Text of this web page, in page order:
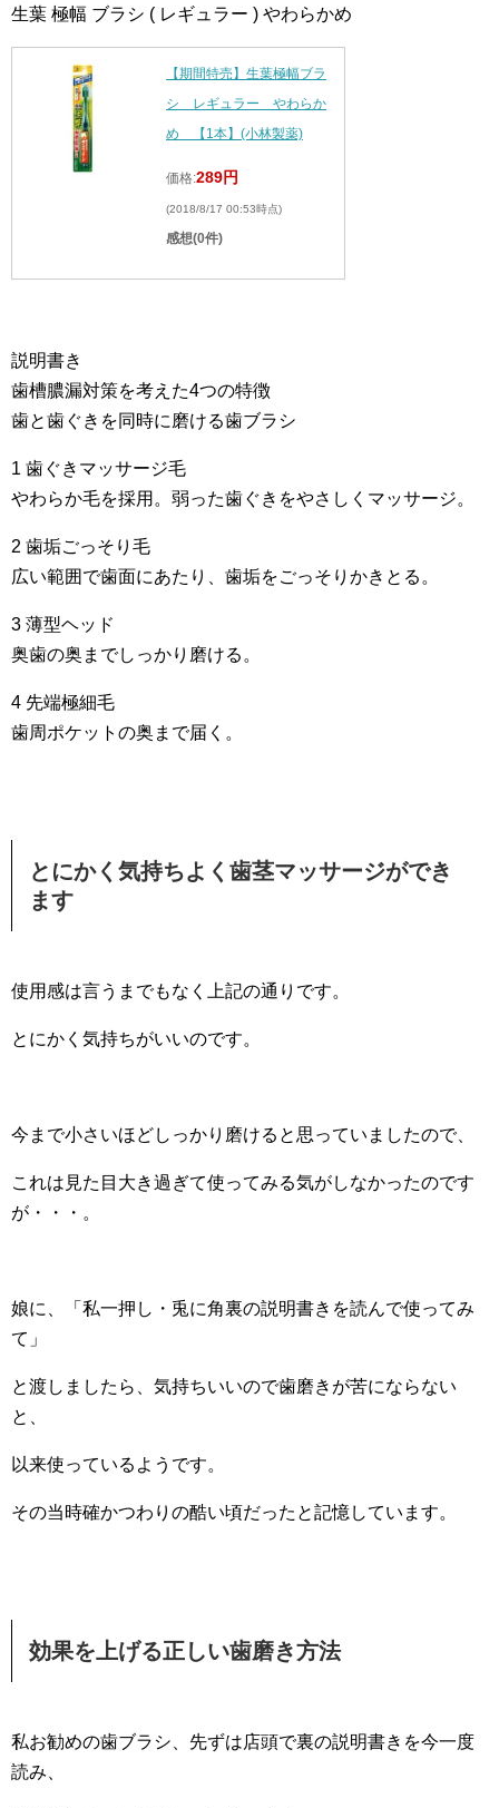
生葉 極幅 ブラシ ( レギュラー ) やわらかめ
【期間特売】生葉極幅ブラ
シ レギュラー やわらか
め 【1本】(小林製薬)
価格:289円
(2018/8/17 00:53時点)
感想(0件)
説明書き
歯槽膿漏対策を考えた4つの特徴
歯と歯ぐきを同時に磨ける歯ブラシ
1 歯ぐきマッサージ毛
やわらか毛を採用。弱った歯ぐきをやさしくマッサージ。
2 歯垢ごっそり毛
広い範囲で歯面にあたり、歯垢をごっそりかきとる。
3 薄型ヘッド
奥歯の奥までしっかり磨ける。
4 先端極細毛
歯周ポケットの奥まで届く。
とにかく気持ちよく歯茎マッサージができ
ます
使用感は言うまでもなく上記の通りです。
とにかく気持ちがいいのです。
今まで小さいほどしっかり磨けると思っていましたので、
これは見た目大き過ぎて使ってみる気がしなかったのです
が・・・。
娘に、「私一押し・兎に角裏の説明書きを読んで使ってみ
て」
と渡しましたら、気持ちいいので歯磨きが苦にならない
と、
以来使っているようです。
その当時確かつわりの酷い頃だったと記憶しています。
効果を上げる正しい歯磨き方法
私お勧めの歯ブラシ、先ずは店頭で裏の説明書きを今一度
読み、